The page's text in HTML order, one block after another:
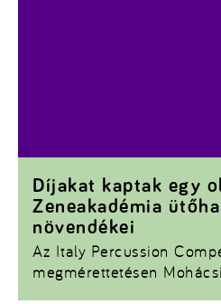
Az Italy Percussion
megmérettetésen
Díjakat kaptak egy
Zeneakadémia
növendékei